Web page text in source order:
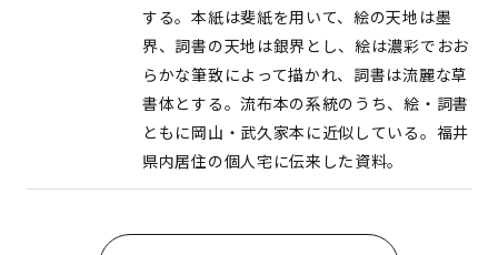
する。本紙は斐紙を用いて、絵の天地は墨
界、詞書の天地は銀界とし、絵は濃彩でおお
らかな筆致によって描かれ、詞書は流麗な草
書体とする。流布本の系統のうち、絵・詞書
ともに岡山・武久家本に近似している。福井
県内居住の個人宅に伝来した資料。